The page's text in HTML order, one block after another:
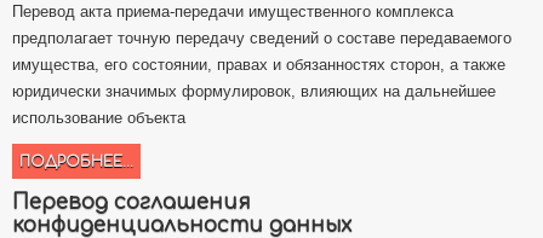
Перевод акта приема-передачи имущественного комплекса
предполагает точную передачу сведений о составе передаваемого
имущества, его состоянии, правах и обязанностях сторон, а также
юридически значимых формулировок, влияющих на дальнейшее
использование объекта
ПОДРОБНЕЕ...
Перевод соглашения
конфиденциальности данных